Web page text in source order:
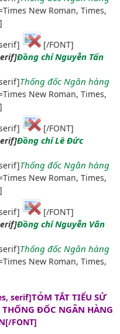
New Roman, Times,
[/FONT]
Đồng chí Nguyễn Tấn
Thống đốc Ngân hàng
New Roman, Times,
[/FONT]
Đồng chí Lê Đức
Thống đốc Ngân hàng
New Roman, Times,
[/FONT]
Đồng chí Nguyễn Văn
Thống đốc Ngân hàng
New Roman, Times,
serif]TÓM TẮT TIỂU SỬ
ĐỐC NGÂN HÀNG
[/FONT]